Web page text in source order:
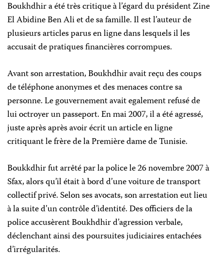
Boukhdhir a été très critique à l’égard du président Zine
El Abidine Ben Ali et de sa famille. Il est l’auteur de
plusieurs articles parus en ligne dans lesquels il les
accusait de pratiques financières corrompues.
Avant son arrestation, Boukhdhir avait reçu des coups
de téléphone anonymes et des menaces contre sa
personne. Le gouvernement avait egalement refusé de
lui octroyer un passeport. En mai 2007, il a été agressé,
juste après après avoir écrit un article en ligne
critiquant le frère de la Première dame de Tunisie.
Boukkdhir fut arrêté par la police le 26 novembre 2007 à
Sfax, alors qu’il était à bord d’une voiture de transport
collectif privé. Selon ses avocats, son arrestation eut lieu
à la suite d’un contrôle d’identité. Des officiers de la
police accusèrent Boukhdhir d’agression verbale,
déclenchant ainsi des poursuites judiciaires entachées
d’irrégularités.